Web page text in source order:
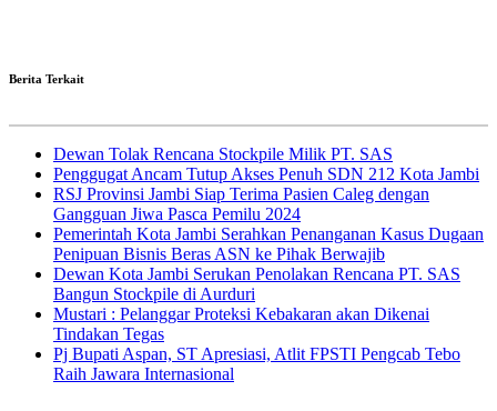
Berita Terkait
Dewan Tolak Rencana Stockpile Milik PT. SAS
Penggugat Ancam Tutup Akses Penuh SDN 212 Kota Jambi
RSJ Provinsi Jambi Siap Terima Pasien Caleg dengan
Gangguan Jiwa Pasca Pemilu 2024
Pemerintah Kota Jambi Serahkan Penanganan Kasus Dugaan
Penipuan Bisnis Beras ASN ke Pihak Berwajib
Dewan Kota Jambi Serukan Penolakan Rencana PT. SAS
Bangun Stockpile di Aurduri
Mustari : Pelanggar Proteksi Kebakaran akan Dikenai
Tindakan Tegas
Pj Bupati Aspan, ST Apresiasi, Atlit FPSTI Pengcab Tebo
Raih Jawara Internasional